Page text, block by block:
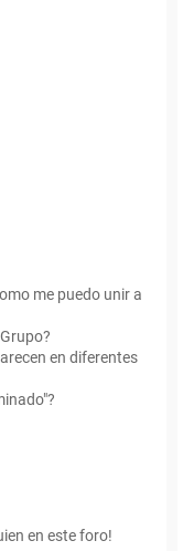
me puedo unir a
en diferentes
en este foro!